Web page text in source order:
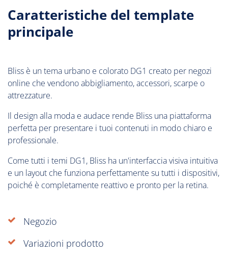
Caratteristiche del template
principale
Bliss è un tema urbano e colorato DG1 creato per negozi
online che vendono abbigliamento, accessori, scarpe o
attrezzature.
Il design alla moda e audace rende Bliss una piattaforma
perfetta per presentare i tuoi contenuti in modo chiaro e
professionale.
Come tutti i temi DG1, Bliss ha un'interfaccia visiva intuitiva
e un layout che funziona perfettamente su tutti i dispositivi,
poiché è completamente reattivo e pronto per la retina.
Negozio
Variazioni prodotto